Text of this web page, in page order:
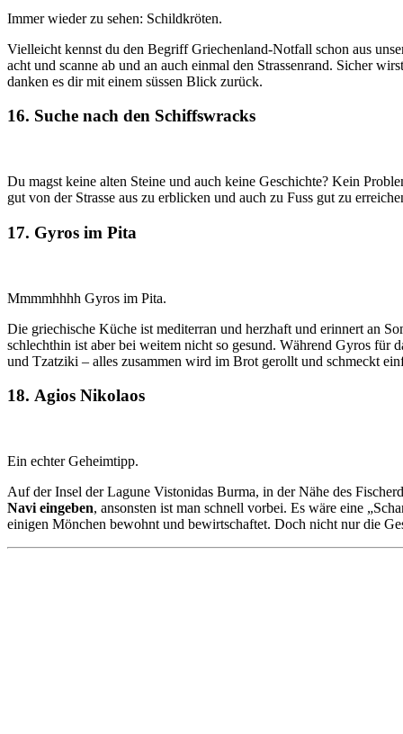
Immer wieder zu sehen: Schildkröten.
Vielleicht kennst du den Begriff Griechenland-Notfall schon aus
acht und scanne ab und an auch einmal den Strassenrand. Sicher
danken es dir mit einem süssen Blick zurück.
16. Suche nach den Schiffswracks
Du magst keine alten Steine und auch keine Geschichte? Kein
gut von der Strasse aus zu erblicken und auch zu Fuss gut zu
17. Gyros im Pita
Mmmmhhhh Gyros im Pita.
Die griechische Küche ist mediterran und herzhaft und erinnert an
schlechthin ist aber bei weitem nicht so gesund. Während Gyros für
und Tzatziki – alles zusammen wird im Brot gerollt und schmeckt
18. Agios Nikolaos
Ein echter Geheimtipp.
Auf der Insel der Lagune Vistonidas Burma, in der Nähe des
Navi eingeben, ansonsten ist man schnell vorbei. Es wäre eine
einigen Mönchen bewohnt und bewirtschaftet. Doch nicht nur die